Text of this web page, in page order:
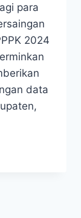
para
2024
data